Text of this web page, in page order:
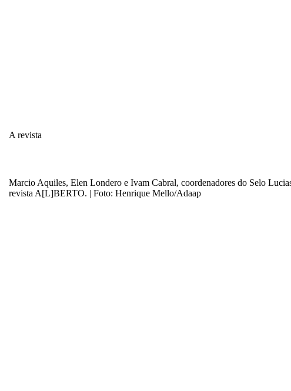
A revista
Marcio Aquiles, Elen Londero e Ivam Cabral, coordenadores do Selo
revista A[L]BERTO. | Foto: Henrique Mello/Adaap